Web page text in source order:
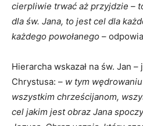
cierpliwie trwać aż przyjdzie –
dla św. Jana, to jest cel dla
każdego powołanego –
Hierarcha wskazał na św. Jan
Chrystusa: – w tym
wszystkim chrześcijanom,
cel jakim jest obraz Jana